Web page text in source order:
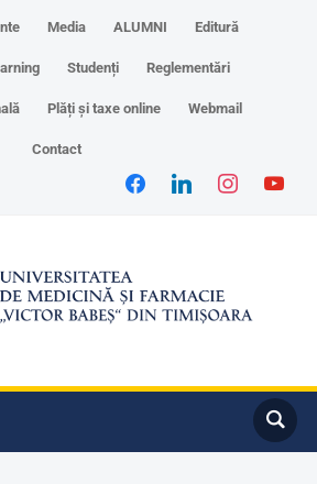
Media ALUMNI Editură
Studenți Reglementări
Plăți și taxe online Webmail
Contact